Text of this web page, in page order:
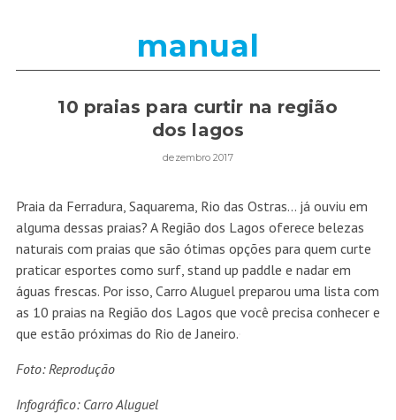
manual
10 praias para curtir na região
dos lagos
dezembro 2017
Praia da Ferradura, Saquarema, Rio das Ostras… já ouviu em
alguma dessas praias? A Região dos Lagos oferece belezas
naturais com praias que são ótimas opções para quem curte
praticar esportes como surf, stand up paddle e nadar em
águas frescas. Por isso, Carro Aluguel preparou uma lista com
as 10 praias na Região dos Lagos que você precisa conhecer e
que estão próximas do Rio de Janeiro.
Foto: Reprodução
Infográfico: Carro Aluguel